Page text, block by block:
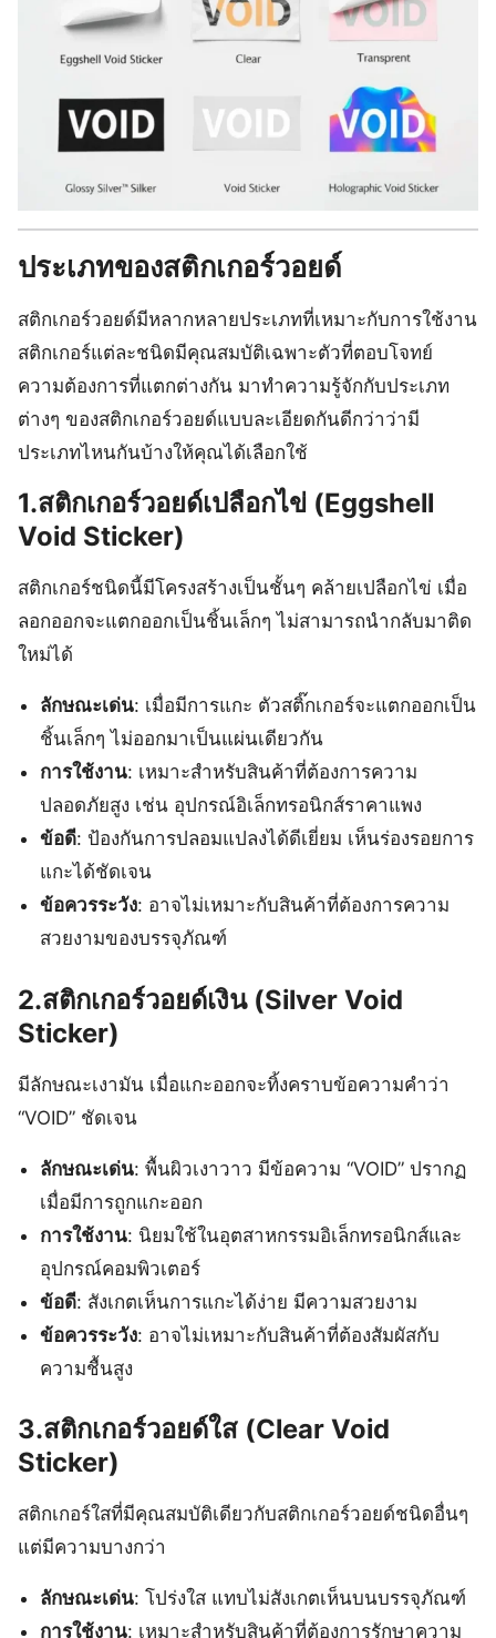
ประเภทของสติกเกอร์วอยด์
สติกเกอร์วอยด์มีหลากหลายประเภทที่เหมาะกับการใช้งาน
สติกเกอร์แต่ละชนิดมีคุณสมบัติเฉพาะตัวที่ตอบโจทย์
ความต้องการที่แตกต่างกัน มาทำความรู้จักกับประเภท
ต่างๆ ของสติกเกอร์วอยด์แบบละเอียดกันดีกว่าว่ามี
ประเภทไหนกันบ้างให้คุณได้เลือกใช้
1.สติกเกอร์วอยด์เปลือกไข่ (Eggshell
Void Sticker)
สติกเกอร์ชนิดนี้มีโครงสร้างเป็นชั้นๆ คล้ายเปลือกไข่ เมื่อ
ลอกออกจะแตกออกเป็นชิ้นเล็กๆ ไม่สามารถนำกลับมาติด
ใหม่ได้
ลักษณะเด่น: เมื่อมีการแกะ ตัวสติ๊กเกอร์จะแตกออกเป็น
ชิ้นเล็กๆ ไม่ออกมาเป็นแผ่นเดียวกัน
การใช้งาน: เหมาะสำหรับสินค้าที่ต้องการความ
ปลอดภัยสูง เช่น อุปกรณ์อิเล็กทรอนิกส์ราคาแพง
ข้อดี: ป้องกันการปลอมแปลงได้ดีเยี่ยม เห็นร่องรอยการ
แกะได้ชัดเจน
ข้อควรระวัง: อาจไม่เหมาะกับสินค้าที่ต้องการความ
สวยงามของบรรจุภัณฑ์
2.สติกเกอร์วอยด์เงิน (Silver Void
Sticker)
มีลักษณะเงามัน เมื่อแกะออกจะทิ้งคราบข้อความคำว่า
“VOID” ชัดเจน
ลักษณะเด่น: พื้นผิวเงาวาว มีข้อความ “VOID” ปรากฏ
เมื่อมีการถูกแกะออก
การใช้งาน: นิยมใช้ในอุตสาหกรรมอิเล็กทรอนิกส์และ
อุปกรณ์คอมพิวเตอร์
ข้อดี: สังเกตเห็นการแกะได้ง่าย มีความสวยงาม
ข้อควรระวัง: อาจไม่เหมาะกับสินค้าที่ต้องสัมผัสกับ
ความชื้นสูง
3.สติกเกอร์วอยด์ใส (Clear Void
Sticker)
สติกเกอร์ใสที่มีคุณสมบัติเดียวกับสติกเกอร์วอยด์ชนิดอื่นๆ
แต่มีความบางกว่า
ลักษณะเด่น: โปร่งใส แทบไม่สังเกตเห็นบนบรรจุภัณฑ์
การใช้งาน: เหมาะสำหรับสินค้าที่ต้องการรักษาความ